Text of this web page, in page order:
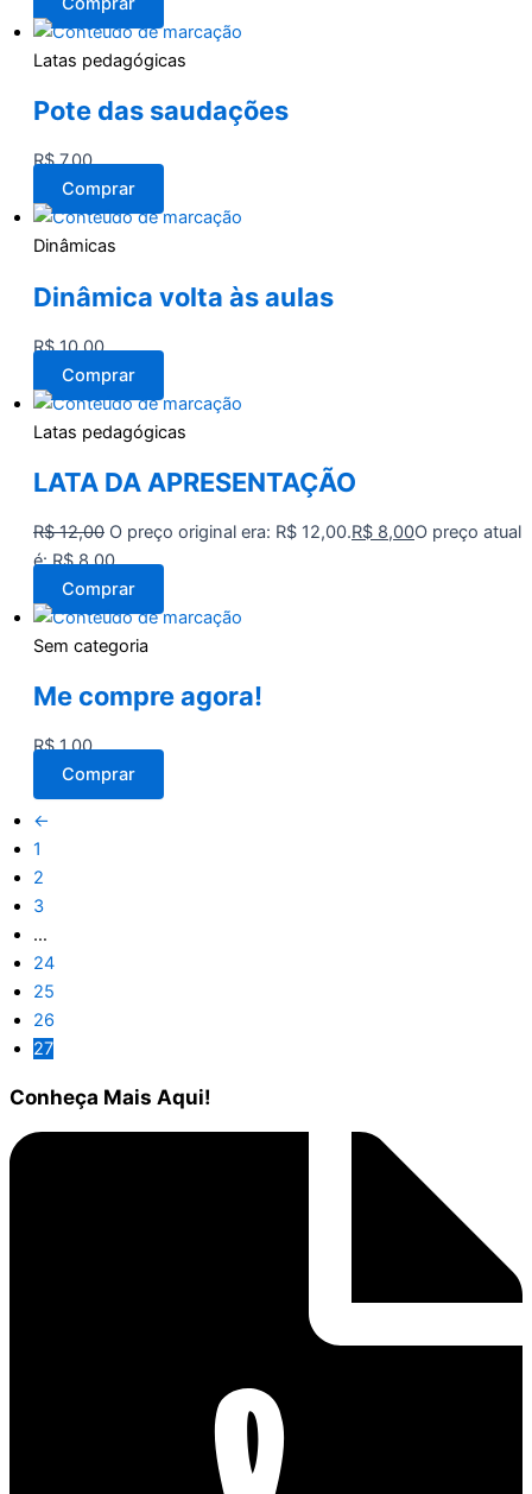
Latas pedagógicas
Pote das saudações
R$7,00
Comprar
Dinâmicas
Dinâmica volta às aulas
R$10,00
Comprar
Latas pedagógicas
LATA DA APRESENTAÇÃO
R$12,00 O preço original era: R$ 12,00.R$ 8,00O preço atual
é: R$ 8,00.
Comprar
Sem categoria
Me compre agora!
R$1,00
Comprar
←
1
2
3
…
24
25
26
27
Conheça Mais Aqui!